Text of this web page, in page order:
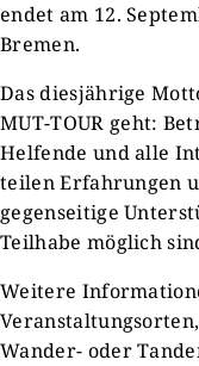
endet am 12.
Bremen.
Das diesjährige
MUT-TOUR geht:
Helfende und alle
teilen Erfahrungen
gegenseitige
Teilhabe möglich
Weitere
Wander- oder